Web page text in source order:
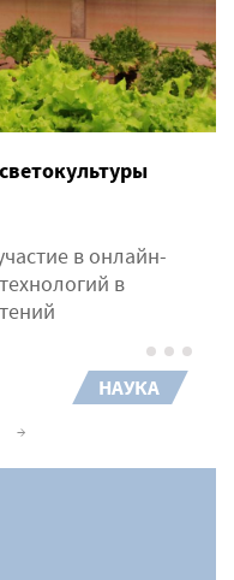
в онлайн-
в
НАУКА
→